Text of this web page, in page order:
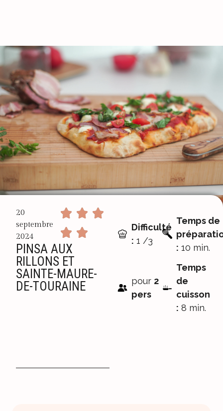
20
septembre
2024
PINSA AUX
RILLONS ET
SAINTE-MAURE-
DE-TOURAINE
Difficulté
: 1 /3
Temps de
: 10 min.
pour 2
pers
Temps
de
cuisson
: 8 min.